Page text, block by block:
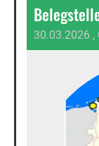
30.03.2026 ,